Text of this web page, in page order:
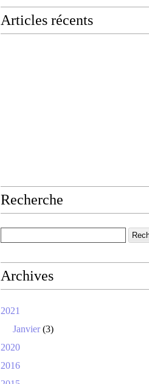
Articles récents
Recherche
Archives
2021
Janvier(3)
2020
2016